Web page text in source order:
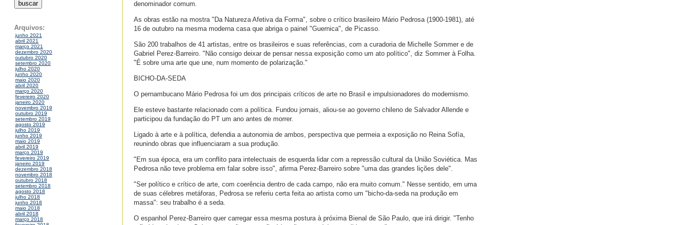
Arquivos:
junho 2021
abril 2021
março 2021
dezembro 2020
outubro 2020
setembro 2020
julho 2020
junho 2020
maio 2020
abril 2020
março 2020
fevereiro 2020
janeiro 2020
novembro 2019
outubro 2019
setembro 2019
agosto 2019
julho 2019
junho 2019
maio 2019
abril 2019
março 2019
fevereiro 2019
janeiro 2019
dezembro 2018
novembro 2018
outubro 2018
setembro 2018
agosto 2018
julho 2018
junho 2018
maio 2018
abril 2018
março 2018
denominador comum.
As obras estão na mostra "Da Natureza Afetiva da Forma", sobre o crítico brasileiro Mário Pedrosa (1900-1981), até
16 de outubro na mesma moderna casa que abriga o painel "Guernica", de Picasso.
São 200 trabalhos de 41 artistas, entre os brasileiros e suas referências, com a curadoria de Michelle Sommer e de
Gabriel Perez-Barreiro. "Não consigo deixar de pensar nessa exposição como um ato político", diz Sommer à Folha.
"É sobre uma arte que une, num momento de polarização."
BICHO-DA-SEDA
O pernambucano Mário Pedrosa foi um dos principais críticos de arte no Brasil e impulsionadores do modernismo.
Ele esteve bastante relacionado com a política. Fundou jornais, aliou-se ao governo chileno de Salvador Allende e
participou da fundação do PT um ano antes de morrer.
Ligado à arte e à política, defendia a autonomia de ambos, perspectiva que permeia a exposição no Reina Sofía,
reunindo obras que influenciaram a sua produção.
"Em sua época, era um conflito para intelectuais de esquerda lidar com a repressão cultural da União Soviética. Mas
Pedrosa não teve problema em falar sobre isso", afirma Perez-Barreiro sobre "uma das grandes lições dele".
"Ser político e crítico de arte, com coerência dentro de cada campo, não era muito comum." Nesse sentido, em uma
de suas célebres metáforas, Pedrosa se referiu certa feita ao artista como um "bicho-da-seda na produção em
massa": seu trabalho é a seda.
O espanhol Perez-Barreiro quer carregar essa mesma postura à próxima Bienal de São Paulo, que irá dirigir. "Tenho